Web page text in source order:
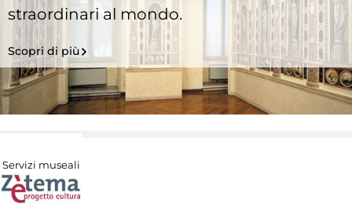
straordinari al mondo.
Scopri di più
Servizi museali